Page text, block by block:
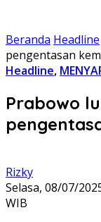
Beranda Headline
pengentasan
Headline,
Prabowo
Rizky
Selasa, 08/07/
WIB